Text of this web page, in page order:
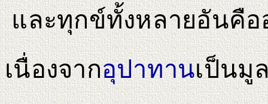
และทุกข์ทั้งหลายอันคื
เนื่องจากอุปาทานเป็นมู